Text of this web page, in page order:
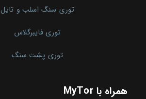
توری سنگ اسلب و تایل
توری فایبرگلاس
توری پشت سنگ
همراه با MyTor